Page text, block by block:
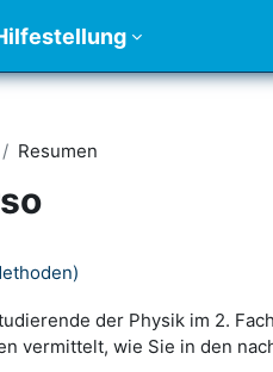
Resumen
der Physik im 2.
vermittelt, wie Sie in den